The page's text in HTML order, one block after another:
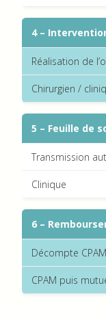
4 –
Réalisation de
Chirurgien /
5 – Feuille de
Transmission
Clinique
6 –
Décompte
CPAM puis